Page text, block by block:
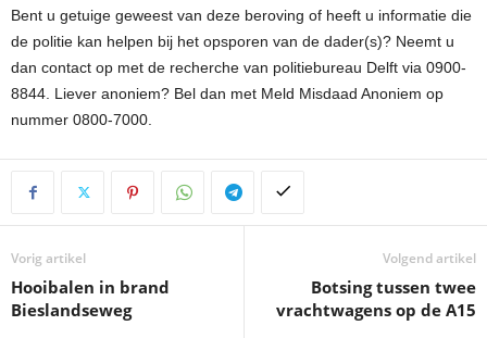
Bent u getuige geweest van deze beroving of heeft u informatie die
de politie kan helpen bij het opsporen van de dader(s)? Neemt u
dan contact op met de recherche van politiebureau Delft via 0900-
8844. Liever anoniem? Bel dan met Meld Misdaad Anoniem op
nummer 0800-7000.
Vorig artikel
Hooibalen in brand
Bieslandseweg
Volgend artikel
Botsing tussen twee
vrachtwagens op de A15